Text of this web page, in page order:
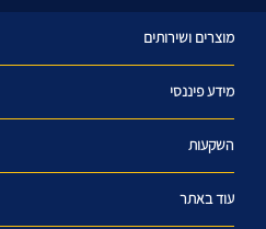
מוצרים ושירותים
מידע פיננסי
השקעות
עוד באתר